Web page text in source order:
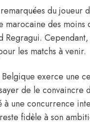
du joueur
marocaine des moins
Regragui.
les matchs à venir.
Belgique exerce une
de le
une concurrence
fidèle à son